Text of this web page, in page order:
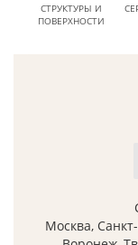
СТРУКТУРЫ И
ПОВЕРХНОСТИ
Москва,